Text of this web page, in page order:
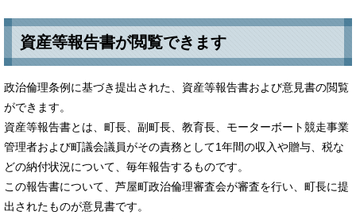
資産等報告書が閲覧できます
政治倫理条例に基づき提出された、資産等報告書および意見書の閲覧
ができます。
資産等報告書とは、町長、副町長、教育長、モーターボート競走事業
管理者および町議会議員がその責務として1年間の収入や贈与、税な
どの納付状況について、毎年報告するものです。
この報告書について、芦屋町政治倫理審査会が審査を行い、町長に提
出されたものが意見書です。